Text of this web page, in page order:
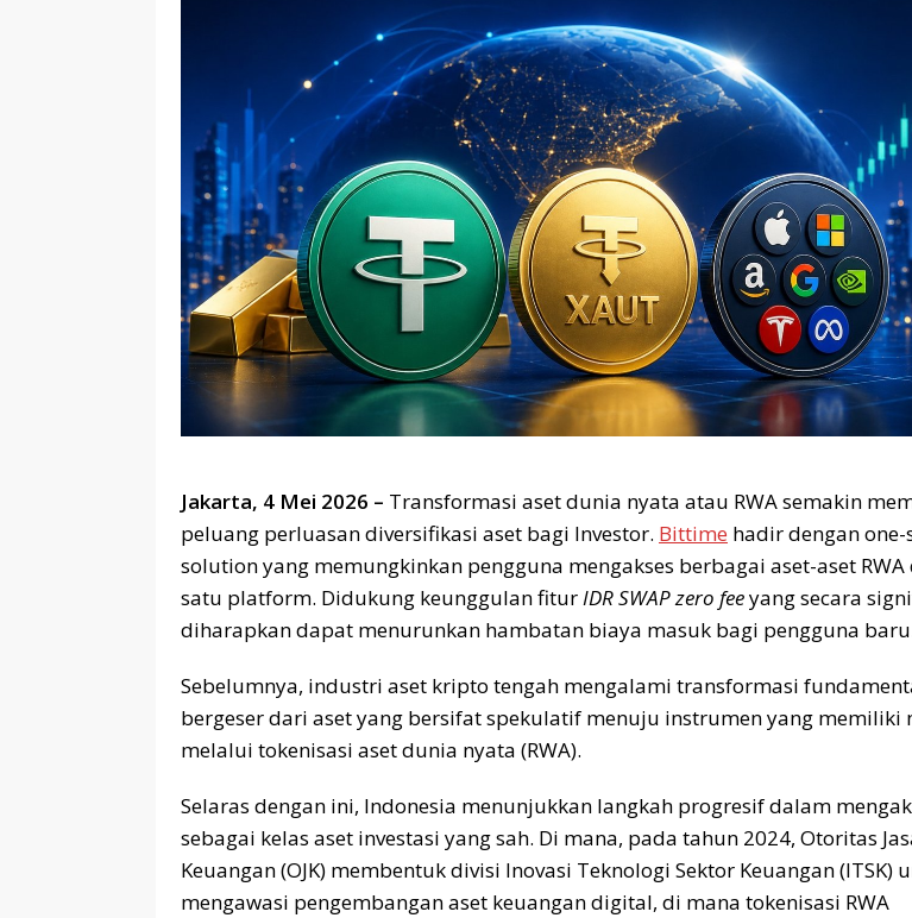
Jakarta, 4 Mei 2026 – Transformasi aset dunia nyata atau RWA semakin
peluang perluasan diversifikasi aset bagi Investor. Bittime hadir dengan one-
solution yang memungkinkan pengguna mengakses berbagai aset-aset
satu platform. Didukung keunggulan fiturIDR SWAP zero feeyang secara
diharapkan dapat menurunkan hambatan biaya masuk bagi pengguna
Sebelumnya, industri aset kripto tengah mengalami transformasi
bergeser dari aset yang bersifat spekulatif menuju instrumen yang memiliki
melalui tokenisasi aset dunia nyata (RWA).
Selaras dengan ini, Indonesia menunjukkan langkah progresif dalam
sebagai kelas aset investasi yang sah. Di mana, pada tahun 2024, Otoritas
Keuangan (OJK) membentuk divisi Inovasi Teknologi Sektor Keuangan (ITSK)
mengawasi pengembangan aset keuangan digital, di mana tokenisasi RWA